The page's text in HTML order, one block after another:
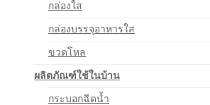
กล่องใส
กล่องบรรจุอาหารใส
ขวดโหล
ผลิตภัณฑ์ใช้ในบ้าน
กระบอกฉีดน้ำ